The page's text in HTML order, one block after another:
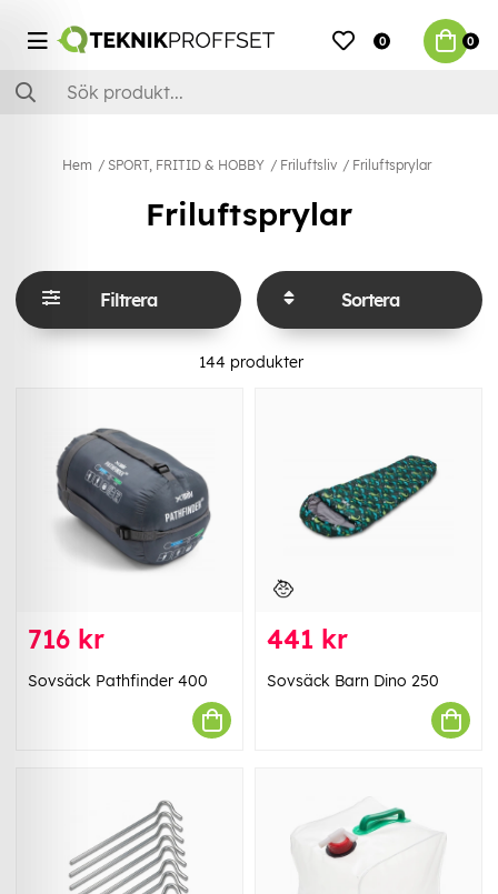
0 0
Hem SPORT, FRITID & HOBBY Friluftsliv Friluftsprylar
Friluftsprylar
Filtrera Sortera
144 produkter
716 kr
Sovsäck Pathfinder 400
441 kr
Sovsäck Barn Dino 250